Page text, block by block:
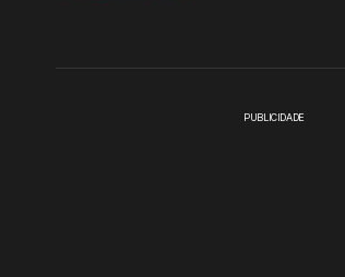
PUBLICIDADE